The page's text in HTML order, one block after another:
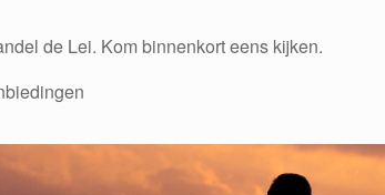
de Lei. Kom binnenkort eens kijken.